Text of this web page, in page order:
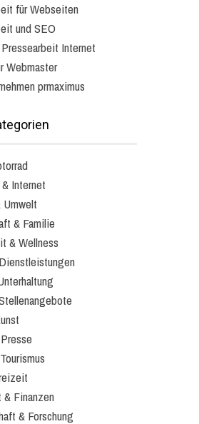
für Webseiten
und SEO
Internet
Webmaster
prmaximus
Internet
& Familie
& Wellness
Finanzen
& Forschung